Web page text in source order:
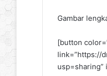
Gambar
[button
link=”https://
usp=sharing”